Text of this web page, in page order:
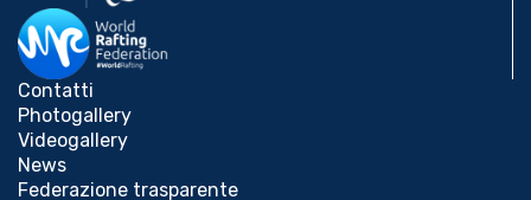
Contatti
Photogallery
Videogallery
News
Federazione trasparente